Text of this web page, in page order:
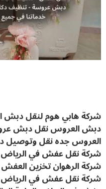
شركة هابي هوم لنقل دبش
دبش العروس نقل دبش
العروس جده نقل وتوصيل
شركة نقل عفش في الرياض
شركة الرهوان تخزين
شركة نقل عفش في الرياض